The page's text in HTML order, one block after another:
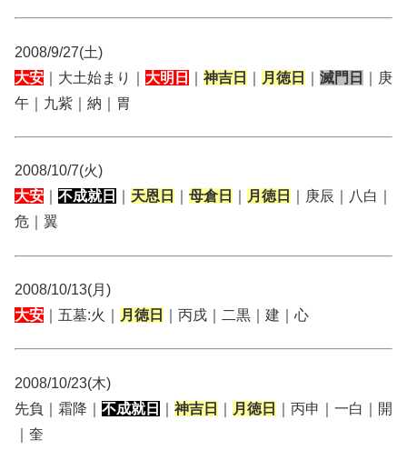
2008/9/27(土)
大安 ｜大土始まり｜ 大明日 神吉日 月徳日 滅門日
｜庚
午｜九紫｜納｜胃
2008/10/7(火)
大安
不成就日 天恩日 母倉日 月徳日
｜庚辰｜八白｜
危｜翼
2008/10/13(月)
大安 ｜五墓:火｜ 月徳日 ｜丙戌｜二黒｜建｜心
2008/10/23(木)
先負｜霜降｜ 不成就日 神吉日 月徳日
｜丙申｜一白｜開
｜奎